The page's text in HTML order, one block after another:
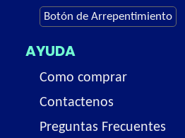
Botón de Arrepentimiento
AYUDA
Como comprar
Contactenos
Preguntas Frecuentes